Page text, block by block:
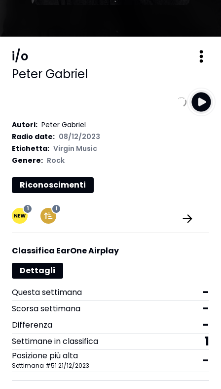
i/o
Peter Gabriel
Autori: Peter Gabriel
Radio date: 08/12/2023
Etichetta: Virgin Music
Genere: Rock
Riconoscimenti
1 1
Classifica EarOne Airplay
Dettagli
Questa settimana
-
Scorsa settimana -
Differenza -
Settimane in classifica 1
Posizione più alta
Settimana #51 21/12/2023 -